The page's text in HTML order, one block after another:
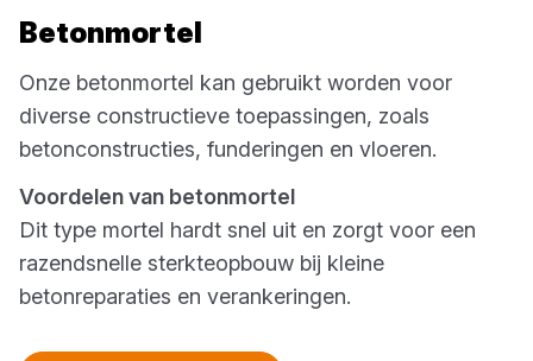
Betonmortel
Onze betonmortel kan gebruikt worden voor
diverse constructieve toepassingen, zoals
betonconstructies, funderingen en vloeren.
Voordelen van betonmortel
Dit type mortel hardt snel uit en zorgt voor een
razendsnelle sterkteopbouw bij kleine
betonreparaties en verankeringen.